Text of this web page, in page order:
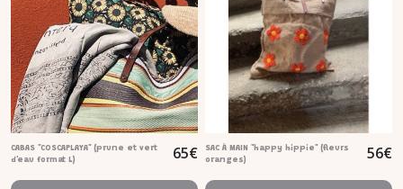
CABAS "COSCAPLAYA" (prune et vert
d'eau format L)
65€
SAC À MAIN "happy hippie" (fleurs
oranges)
56€